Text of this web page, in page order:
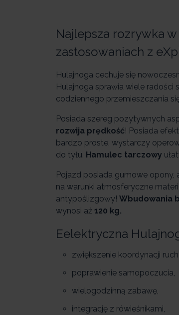
Najlepsza rozrywka
zastosowaniach z
Hulajnoga cechuje się
Hulajnoga sprawia wiele
codziennego przemieszczania
Posiada szereg pozytywnych
rozwija prędkość! Posiada
bardzo proste, wystarczy
do tyłu. Hamulec tarczowy
Pojazd posiada gumowe opony,
na warunki atmosferyczne
antypoślizgowy! Wbudowania
wynosi aż 120 kg.
Eelektryczna
zwiększenie koordynacji
poprawienie samopoczucia,
wielogodzinną zabawę,
integrację z rówieśnikami,